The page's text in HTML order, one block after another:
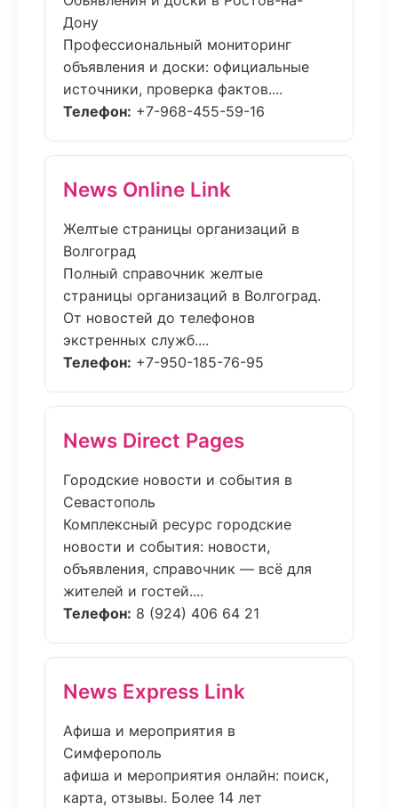
Дону
Профессиональный мониторинг
объявления и доски: официальные
источники, проверка фактов....
Телефон: +7-968-455-59-16
News Online Link
Желтые страницы организаций в
Волгоград
Полный справочник желтые
страницы организаций в Волгоград.
От новостей до телефонов
экстренных служб....
Телефон: +7-950-185-76-95
News Direct Pages
Городские новости и события в
Севастополь
Комплексный ресурс городские
новости и события: новости,
объявления, справочник — всё для
жителей и гостей....
Телефон: 8 (924) 406 64 21
News Express Link
Афиша и мероприятия в
Симферополь
афиша и мероприятия онлайн: поиск,
карта, отзывы. Более 14 лет